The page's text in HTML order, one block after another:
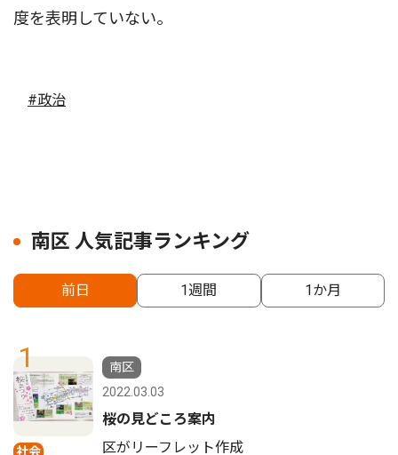
度を表明していない。
#政治
南区 人気記事ランキング
前日 1週間 1か月
1
社会
南区
2022.03.03
桜の見どころ案内
区がリーフレット作成